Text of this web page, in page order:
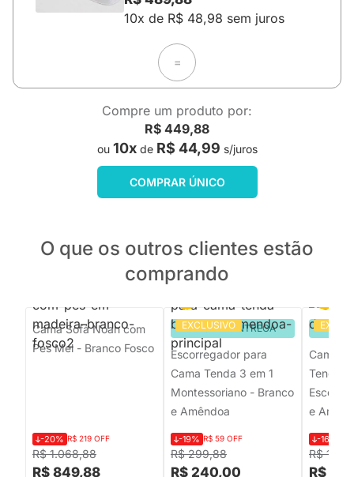
10x de R$ 48,98 sem juros
=
Compre um produto por:
R$ 449,88
ou 10xde R$ 44,99 s/juros
COMPRAR ÚNICO
O que os outros clientes estão
comprando
Cama Sofá Noah com
Pés Mel - Branco Fosco
R$ 1.068,88
-20% R$ 219 OFF
R$ 849,88
EXCLUSIVO
PRONTA ENTREGA
Escorregador para
Cama Tenda 3 em 1
Montessoriano - Branco
e Amêndoa
R$ 299,88
-19% R$ 59 OFF
R$ 240,00
Cama
Tenda
e
R$
-16%
R$